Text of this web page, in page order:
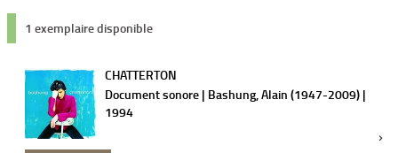
1 exemplaire disponible
CHATTERTON
Document sonore | Bashung, Alain (1947-2009) |
1994